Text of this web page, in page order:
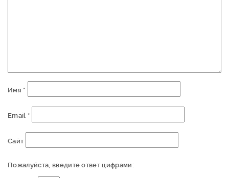
Имя *
Email *
Сайт
Пожалуйста, введите ответ цифрами: